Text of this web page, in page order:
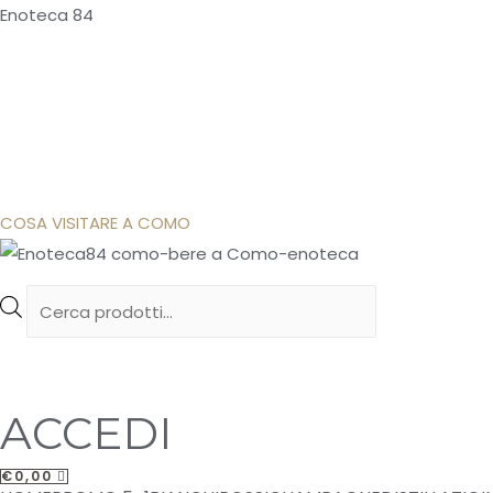
Enoteca 84
COSA VISITARE A COMO
ACCEDI
€0,00